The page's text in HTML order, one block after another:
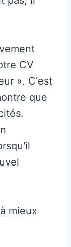
CV
». C'est
que
mieux